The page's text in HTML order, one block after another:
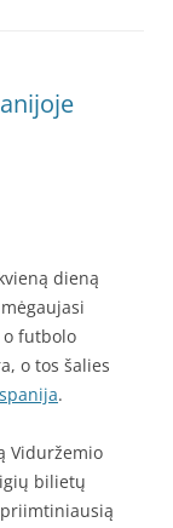
dieną
futbolo
o tos šalies
.
Viduržemio
bilietų